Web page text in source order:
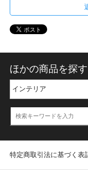
ほかの商品を探す
特定商取引法に基づく表